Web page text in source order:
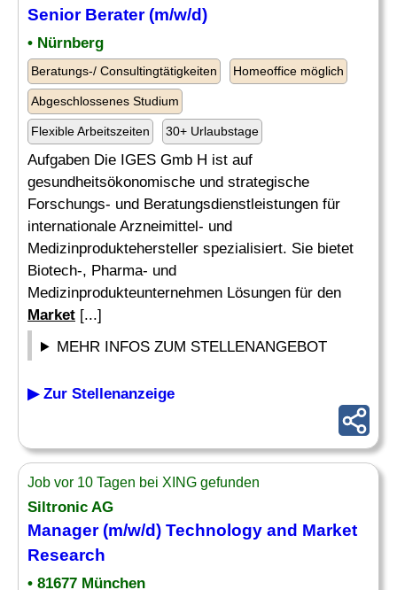
Senior Berater (m/w/d)
• Nürnberg
Beratungs-/ Consultingtätigkeiten Homeoffice möglich
Abgeschlossenes Studium
Flexible Arbeitszeiten 30+ Urlaubstage
Aufgaben Die IGES Gmb H ist auf
gesundheitsökonomische und strategische
Forschungs- und Beratungsdienstleistungen für
internationale Arzneimittel- und
Medizinproduktehersteller spezialisiert. Sie bietet
Biotech-, Pharma- und
Medizinprodukteunternehmen Lösungen für den
Market [...]
MEHR INFOS ZUM STELLENANGEBOT
▶ Zur Stellenanzeige
Job vor 10 Tagen bei XING gefunden
Siltronic AG
Manager(m/w/d) Technology and Market
Research
• 81677 München